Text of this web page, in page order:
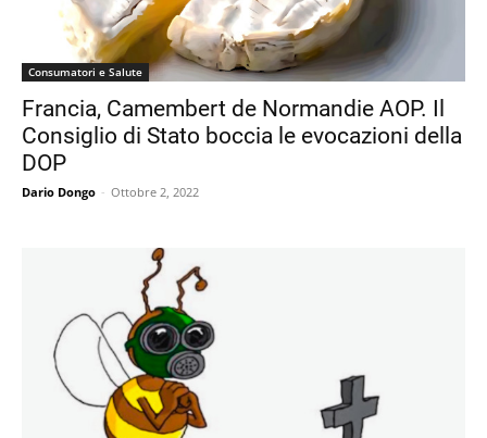
Consumatori e Salute
Francia, Camembert de Normandie AOP. Il
Consiglio di Stato boccia le evocazioni della
DOP
Dario Dongo - Ottobre 2, 2022